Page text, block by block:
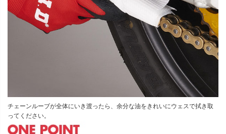
チェーンルーブが全体にいき渡ったら、余分な油をきれいにウェスで拭き取
ってください。